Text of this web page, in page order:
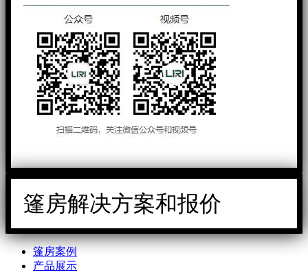
篷房解决方案和报价
篷房案例
产品展示